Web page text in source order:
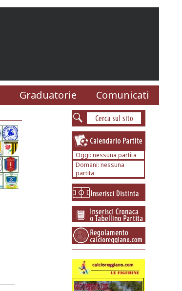
Graduatorie Comunicati
Oggi: nessuna partita
Domani: nessuna
partita